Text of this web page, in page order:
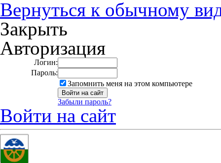
Вернуться к обычному
Закрыть
Авторизация
Логин:
Пароль:
Запомнить меня на этом компьютере
Забыли пароль?
Войти на сайт